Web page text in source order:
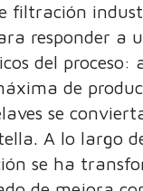
filtración
responder a
del proceso:
de
se
A lo largo
se ha